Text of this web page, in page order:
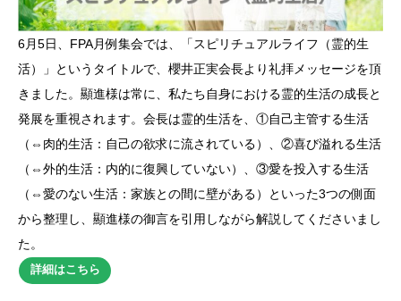
6月5日、FPA月例集会では、「スピリチュアルライフ（霊的生
活）」というタイトルで、櫻井正実会長より礼拝メッセージを頂
きました。顯進様は常に、私たち自身における霊的生活の成長と
発展を重視されます。会長は霊的生活を、①自己主管する生活
（⇔肉的生活：自己の欲求に流されている）、②喜び溢れる生活
（⇔外的生活：内的に復興していない）、③愛を投入する生活
（⇔愛のない生活：家族との間に壁がある）といった3つの側面
から整理し、顯進様の御言を引用しながら解説してくださいまし
た。
詳細はこちら